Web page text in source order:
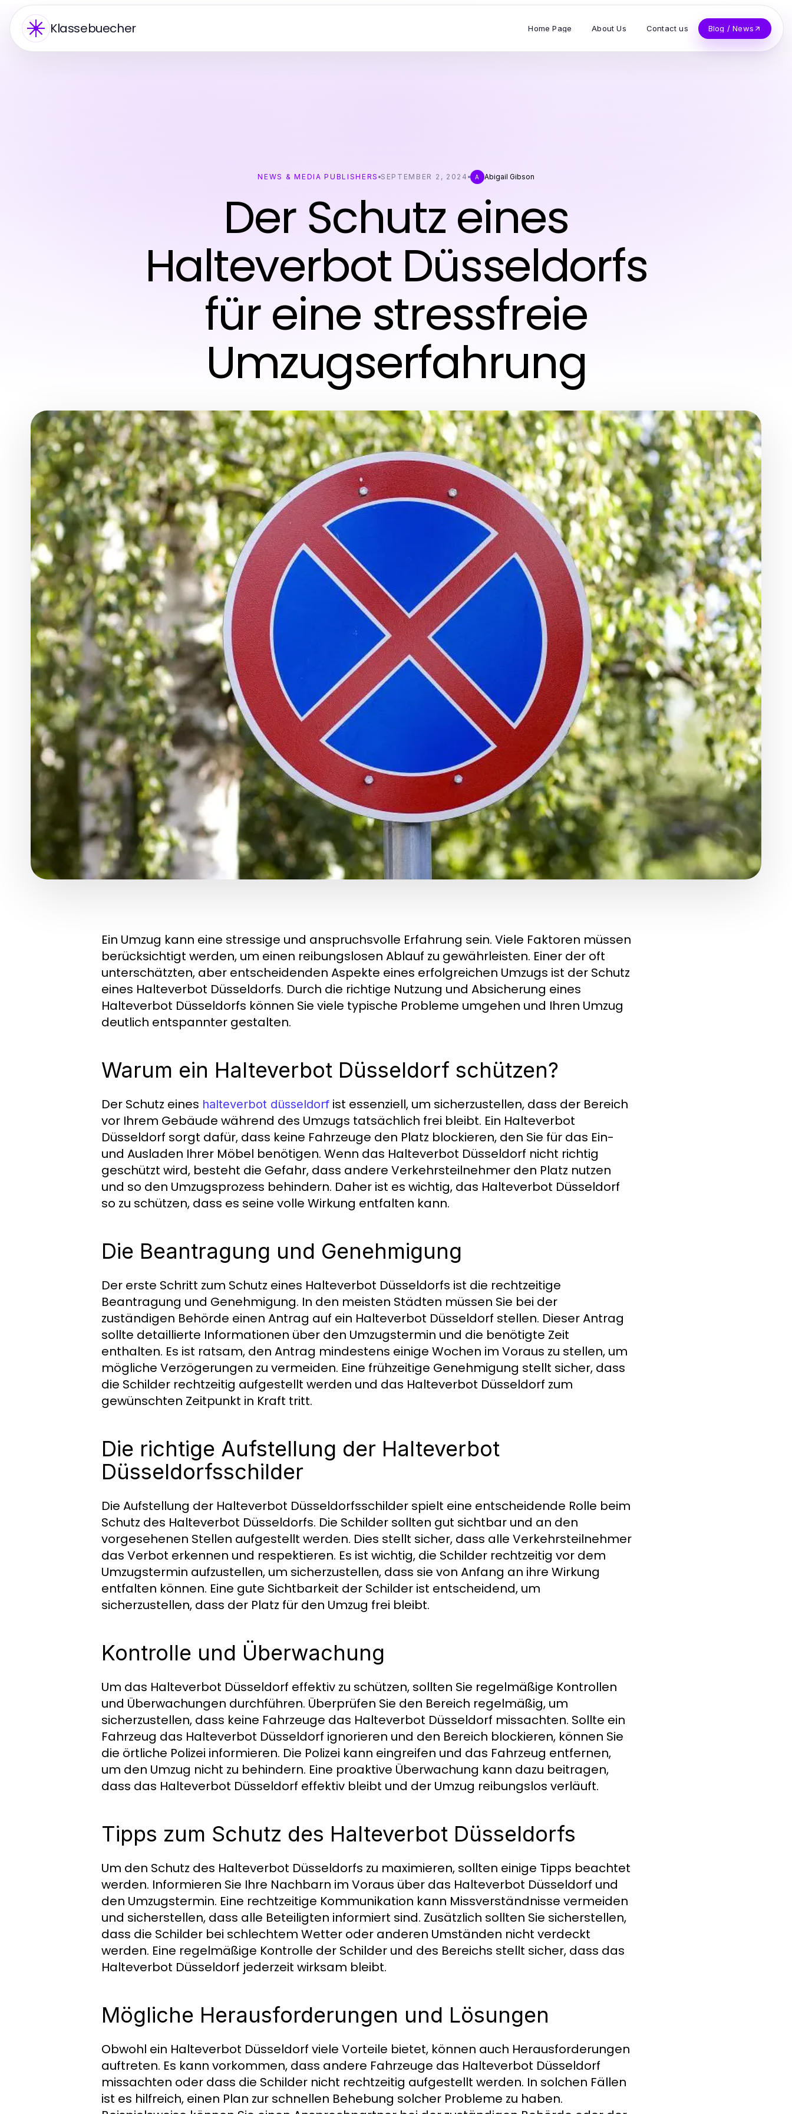
Klassebuecher Home Page About Us Contact us Blog / News
NEWS & MEDIA PUBLISHERS SEPTEMBER 2, 2024 A Abigail Gibson
Der Schutz eines
Halteverbot Düsseldorfs
für eine stressfreie
Umzugserfahrung
Ein Umzug kann eine stressige und anspruchsvolle Erfahrung sein. Viele Faktoren müssen
berücksichtigt werden, um einen reibungslosen Ablauf zu gewährleisten. Einer der oft
unterschätzten, aber entscheidenden Aspekte eines erfolgreichen Umzugs ist der Schutz
eines Halteverbot Düsseldorfs. Durch die richtige Nutzung und Absicherung eines
Halteverbot Düsseldorfs können Sie viele typische Probleme umgehen und Ihren Umzug
deutlich entspannter gestalten.
Warum ein Halteverbot Düsseldorf schützen?
Der Schutz eines halteverbot düsseldorf ist essenziell, um sicherzustellen, dass der Bereich
vor Ihrem Gebäude während des Umzugs tatsächlich frei bleibt. Ein Halteverbot
Düsseldorf sorgt dafür, dass keine Fahrzeuge den Platz blockieren, den Sie für das Ein-
und Ausladen Ihrer Möbel benötigen. Wenn das Halteverbot Düsseldorf nicht richtig
geschützt wird, besteht die Gefahr, dass andere Verkehrsteilnehmer den Platz nutzen
und so den Umzugsprozess behindern. Daher ist es wichtig, das Halteverbot Düsseldorf
so zu schützen, dass es seine volle Wirkung entfalten kann.
Die Beantragung und Genehmigung
Der erste Schritt zum Schutz eines Halteverbot Düsseldorfs ist die rechtzeitige
Beantragung und Genehmigung. In den meisten Städten müssen Sie bei der
zuständigen Behörde einen Antrag auf ein Halteverbot Düsseldorf stellen. Dieser Antrag
sollte detaillierte Informationen über den Umzugstermin und die benötigte Zeit
enthalten. Es ist ratsam, den Antrag mindestens einige Wochen im Voraus zu stellen, um
mögliche Verzögerungen zu vermeiden. Eine frühzeitige Genehmigung stellt sicher, dass
die Schilder rechtzeitig aufgestellt werden und das Halteverbot Düsseldorf zum
gewünschten Zeitpunkt in Kraft tritt.
Die richtige Aufstellung der Halteverbot
Düsseldorfsschilder
Die Aufstellung der Halteverbot Düsseldorfsschilder spielt eine entscheidende Rolle beim
Schutz des Halteverbot Düsseldorfs. Die Schilder sollten gut sichtbar und an den
vorgesehenen Stellen aufgestellt werden. Dies stellt sicher, dass alle Verkehrsteilnehmer
das Verbot erkennen und respektieren. Es ist wichtig, die Schilder rechtzeitig vor dem
Umzugstermin aufzustellen, um sicherzustellen, dass sie von Anfang an ihre Wirkung
entfalten können. Eine gute Sichtbarkeit der Schilder ist entscheidend, um
sicherzustellen, dass der Platz für den Umzug frei bleibt.
Kontrolle und Überwachung
Um das Halteverbot Düsseldorf effektiv zu schützen, sollten Sie regelmäßige Kontrollen
und Überwachungen durchführen. Überprüfen Sie den Bereich regelmäßig, um
sicherzustellen, dass keine Fahrzeuge das Halteverbot Düsseldorf missachten. Sollte ein
Fahrzeug das Halteverbot Düsseldorf ignorieren und den Bereich blockieren, können Sie
die örtliche Polizei informieren. Die Polizei kann eingreifen und das Fahrzeug entfernen,
um den Umzug nicht zu behindern. Eine proaktive Überwachung kann dazu beitragen,
dass das Halteverbot Düsseldorf effektiv bleibt und der Umzug reibungslos verläuft.
Tipps zum Schutz des Halteverbot Düsseldorfs
Um den Schutz des Halteverbot Düsseldorfs zu maximieren, sollten einige Tipps beachtet
werden. Informieren Sie Ihre Nachbarn im Voraus über das Halteverbot Düsseldorf und
den Umzugstermin. Eine rechtzeitige Kommunikation kann Missverständnisse vermeiden
und sicherstellen, dass alle Beteiligten informiert sind. Zusätzlich sollten Sie sicherstellen,
dass die Schilder bei schlechtem Wetter oder anderen Umständen nicht verdeckt
werden. Eine regelmäßige Kontrolle der Schilder und des Bereichs stellt sicher, dass das
Halteverbot Düsseldorf jederzeit wirksam bleibt.
Mögliche Herausforderungen und Lösungen
Obwohl ein Halteverbot Düsseldorf viele Vorteile bietet, können auch Herausforderungen
auftreten. Es kann vorkommen, dass andere Fahrzeuge das Halteverbot Düsseldorf
missachten oder dass die Schilder nicht rechtzeitig aufgestellt werden. In solchen Fällen
ist es hilfreich, einen Plan zur schnellen Behebung solcher Probleme zu haben.